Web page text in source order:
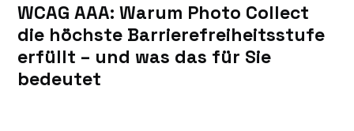
WCAG AAA: Warum Photo Collect
die höchste Barrierefreiheitsstufe
erfüllt – und was das für Sie
bedeutet